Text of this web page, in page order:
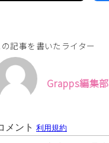
の記事を書いたライター
Grapps編集部